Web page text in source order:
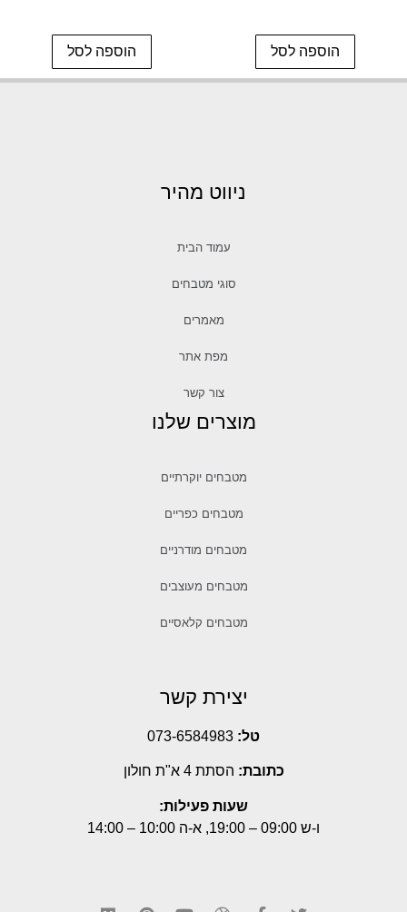
הוספה לסל הוספה לסל
ניווט מהיר
עמוד הבית
סוגי מטבחים
מאמרים
מפת אתר
צור קשר
מוצרים שלנו
מטבחים יוקרתיים
מטבחים כפריים
מטבחים מודרניים
מטבחים מעוצבים
מטבחים קלאסיים
יצירת קשר
טל: 073-6584983
כתובת: הסתת 4 א"ת חולון
שעות פעילות:
ו-ש 09:00 – 19:00, א-ה 10:00 – 14:00